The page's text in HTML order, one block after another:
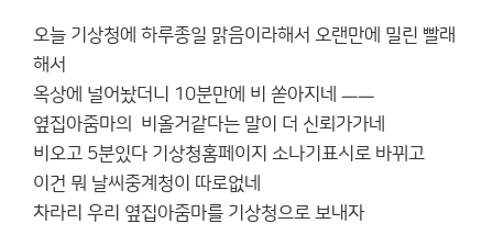
오늘 기상청에 하루종일 맑음이라해서 오랜만에 밀린 빨래
해서
옥상에 널어놨더니 10분만에 비 쏟아지네 ㅡㅡ
옆집아줌마의 비올거같다는 말이 더 신뢰가가네
비오고 5분있다 기상청홈페이지 소나기표시로 바뀌고
이건 뭐 날씨중계청이 따로없네
차라리 우리 옆집아줌마를 기상청으로 보내자